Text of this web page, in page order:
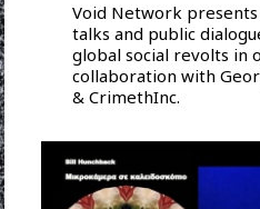
Void Network
talks and public
global social revolts in
collaboration with
& CrimethInc.